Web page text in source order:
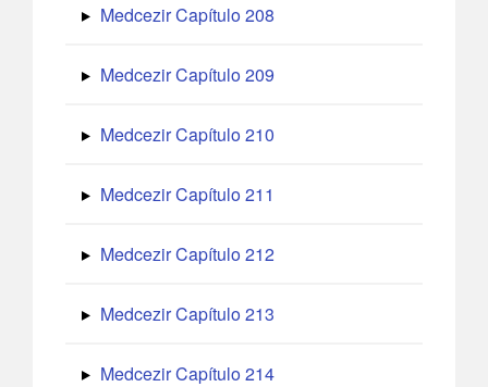
Medcezir Capítulo 208
Medcezir Capítulo 209
Medcezir Capítulo 210
Medcezir Capítulo 211
Medcezir Capítulo 212
Medcezir Capítulo 213
Medcezir Capítulo 214